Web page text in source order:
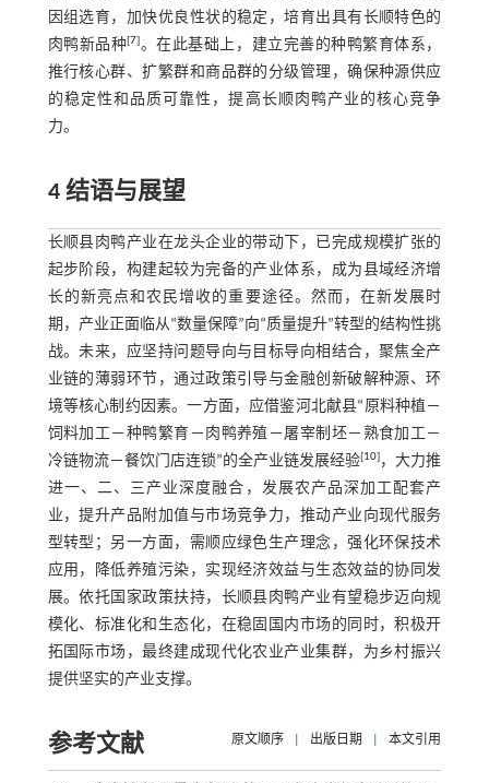
因组选育，加快优良性状的稳定，培育出具有长顺特色的
肉鸭新品种[7]。在此基础上，建立完善的种鸭繁育体系，
推行核心群、扩繁群和商品群的分级管理，确保种源供应
的稳定性和品质可靠性，提高长顺肉鸭产业的核心竞争
力。
4 结语与展望
长顺县肉鸭产业在龙头企业的带动下，已完成规模扩张的
起步阶段，构建起较为完备的产业体系，成为县域经济增
长的新亮点和农民增收的重要途径。然而，在新发展时
期，产业正面临从“数量保障”向“质量提升”转型的结构性挑
战。未来，应坚持问题导向与目标导向相结合，聚焦全产
业链的薄弱环节，通过政策引导与金融创新破解种源、环
境等核心制约因素。一方面，应借鉴河北献县“原料种植－
饲料加工－种鸭繁育－肉鸭养殖－屠宰制坯－熟食加工－
冷链物流－餐饮门店连锁”的全产业链发展经验[10] ，大力推
进一、二、三产业深度融合，发展农产品深加工配套产
业，提升产品附加值与市场竞争力，推动产业向现代服务
型转型；另一方面，需顺应绿色生产理念，强化环保技术
应用，降低养殖污染，实现经济效益与生态效益的协同发
展。依托国家政策扶持，长顺县肉鸭产业有望稳步迈向规
模化、标准化和生态化，在稳固国内市场的同时，积极开
拓国际市场，最终建成现代化农业产业集群，为乡村振兴
提供坚实的产业支撑。
参考文献 原文顺序 出版日期 本文引用